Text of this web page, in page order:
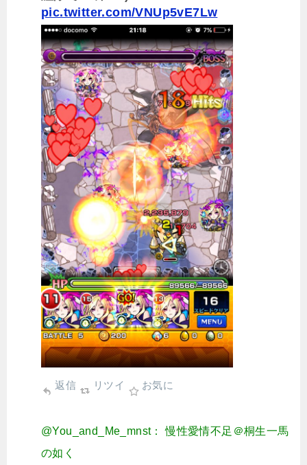
pic.twitter.com/VNUp5vE7Lw
返信 リツイ お気に
@You_and_Me_mnst： 慢性愛情不足＠桐生一馬
の如く